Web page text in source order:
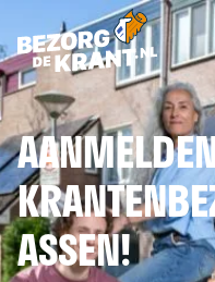
ASSEN!